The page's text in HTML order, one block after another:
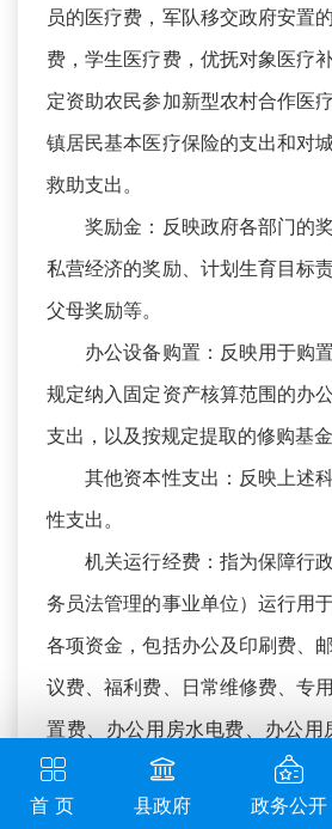
首 页 县政府 政务公开
员的医疗费，军队移交政府安置
费，学生医疗费，优抚对象医疗
定资助农民参加新型农村合作医
镇居民基本医疗保险的支出和对
救助支出。
奖励金：反映政府各部门的
私营经济的奖励、计划生育目标
父母奖励等。
办公设备购置：反映用于购
规定纳入固定资产核算范围的办
支出，以及按规定提取的修购基金
其他资本性支出：反映上述科
性支出。
机关运行经费：指为保障行政
务员法管理的事业单位）运行用
各项资金，包括办公及印刷费、
议费、福利费、日常维修费、专
置费、办公用房水电费、办公用
房物业管理费、 公务用车运行
用。